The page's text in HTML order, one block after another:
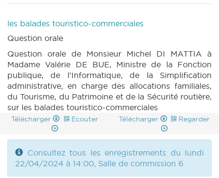
les balades touristico-commerciales
Question orale
Question orale de Monsieur Michel DI MATTIA à
Madame Valérie DE BUE, Ministre de la Fonction
publique, de l'Informatique, de la Simplification
administrative, en charge des allocations familiales,
du Tourisme, du Patrimoine et de la Sécurité routière,
sur les balades touristico-commerciales
Télécharger Ecouter Télécharger Regarder
Consultez tous les enregistrements du lundi
22/04/2024 à 14:00, Salle de commission 6